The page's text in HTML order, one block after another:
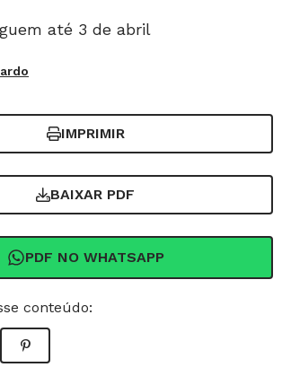
até 3 de abril
IMPRIMIR
BAIXAR PDF
PDF NO WHATSAPP
conteúdo: